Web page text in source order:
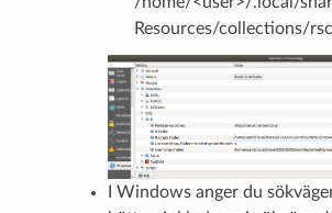
Resources/collections/
I Windows anger du